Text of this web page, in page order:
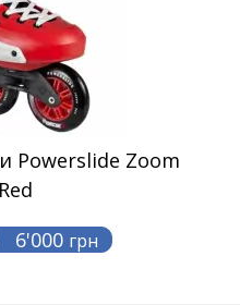
Powerslide Zoom
6'000 грн